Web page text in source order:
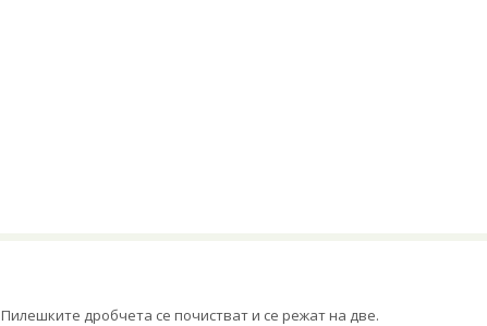
Пилешките дробчета се почистват и се режат на две.